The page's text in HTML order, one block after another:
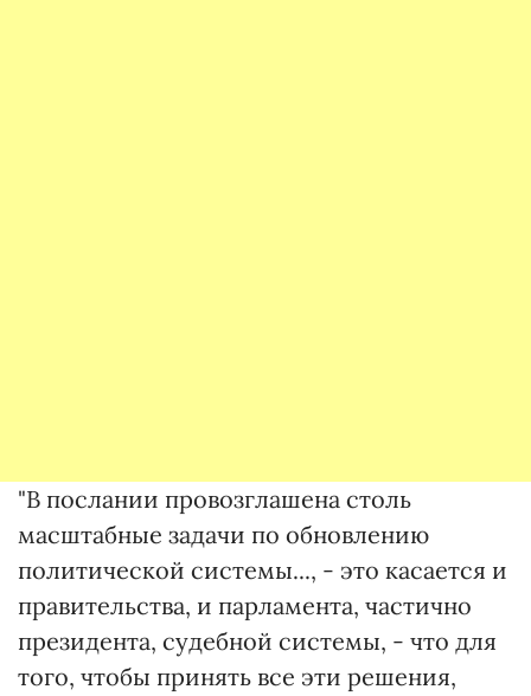
"В послании провозглашена столь
масштабные задачи по обновлению
политической системы..., - это касается и
правительства, и парламента, частично
президента, судебной системы, - что для
того, чтобы принять все эти решения,